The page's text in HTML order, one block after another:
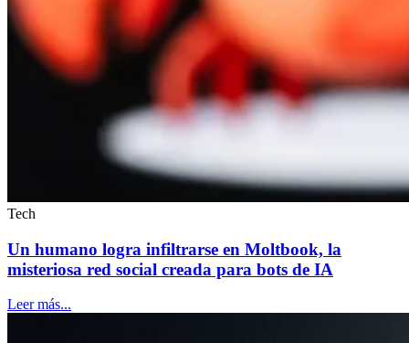
Tech
Un humano logra infiltrarse en Moltbook, la
misteriosa red social creada para bots de IA
Leer más...